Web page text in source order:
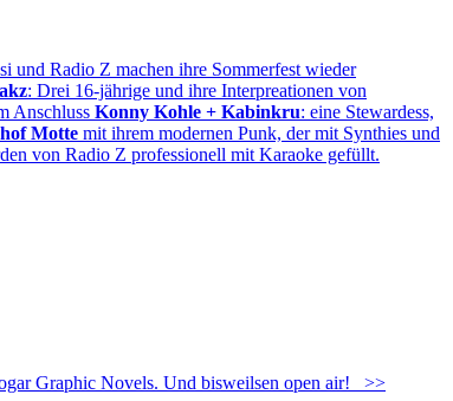
und Radio Z machen ihre Sommerfest wieder
: Drei 16-jährige und ihre Interpreationen von
Anschluss Konny Kohle + Kabinkru: eine Stewardess,
Motte mit ihrem modernen Punk, der mit Synthies und
von Radio Z professionell mit Karaoke gefüllt.
Graphic Novels. Und bisweilsen open air!
>>